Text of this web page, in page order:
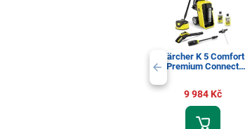
Kärcher K 5 Comfort
Premium Connect
9 984 Kč